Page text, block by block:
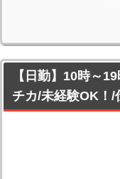
【日勤】10時～
チカ/未経験OK！/